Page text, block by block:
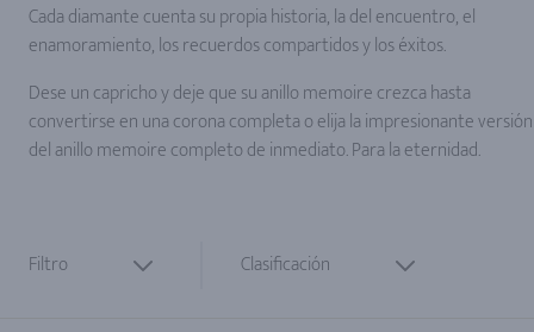
Cada diamante cuenta su propia historia, la del encuentro, el
enamoramiento, los recuerdos compartidos y los éxitos.
Dese un capricho y deje que su anillo memoire crezca hasta
convertirse en una corona completa o elija la impresionante versión
del anillo memoire completo de inmediato. Para la eternidad.
Filtro Clasificación